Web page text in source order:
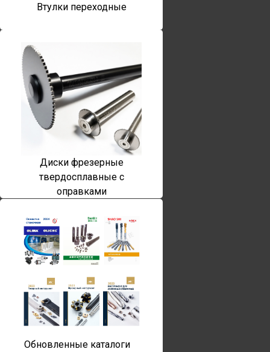
Втулки переходные
Диски фрезерные
твердосплавные с
оправками
Обновленные каталоги